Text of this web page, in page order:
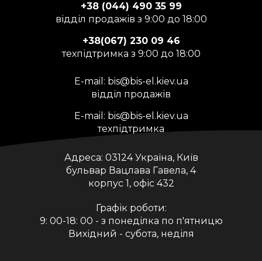
+38 (044) 490 35 99
відділ продажів з 9:00 до 18:00
+38(067) 230 09 46
техпідтримка з 9:00 до 18:00
E-mail: bis@bis-el.kiev.ua
відділ продажів
E-mail: bis@bis-el.kiev.ua
техпідтримка
Адреса: 03124 Україна, Київ
бульвар Вацлава Гавела, 4
корпус 1, офіс 432
Графік роботи:
9: 00-18: 00 - з понеділка по п'ятницю
Вихідний - субота, неділя